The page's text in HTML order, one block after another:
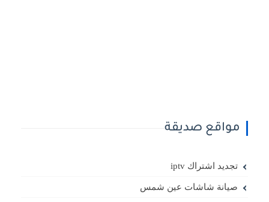
مواقع صديقة
تجديد اشتراك iptv
صيانة شاشات عين شمس